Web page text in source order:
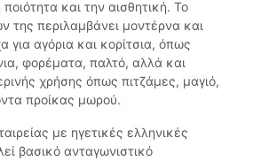
και την αισθητική. Το
της περιλαμβάνει μοντέρνα και
για αγόρια και κορίτσια, όπως
φορέματα, παλτό, αλλά και
χρήσης όπως πιτζάμες, μαγιό,
προίκας μωρού.
με ηγετικές ελληνικές
βασικό ανταγωνιστικό